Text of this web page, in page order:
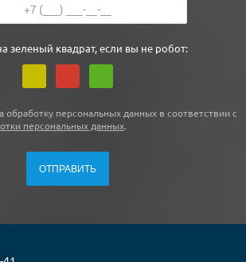
зеленый квадрат, если вы не робот:
обработку персональных данных в соответствии с
персональных данных.